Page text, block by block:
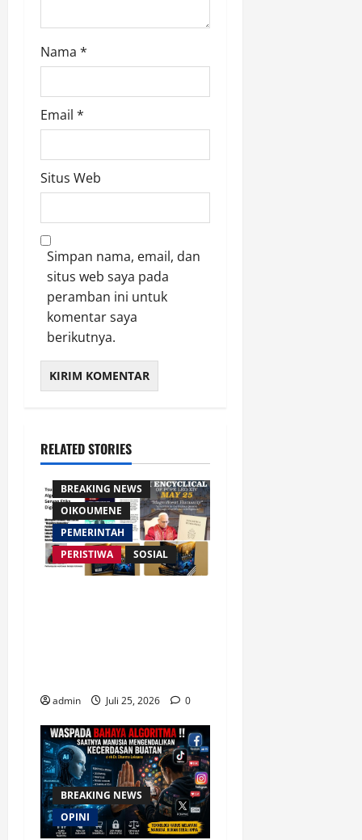
Nama *
Email *
Situs Web
Simpan nama, email, dan
situs web saya pada
peramban ini untuk
komentar saya
berikutnya.
RELATED STORIES
AGAMA
BREAKING NEWS
OIKOUMENE
PEMERINTAH
PERISTIWA
SOSIAL
admin Juli 25, 2026 0
BREAKING NEWS
OPINI